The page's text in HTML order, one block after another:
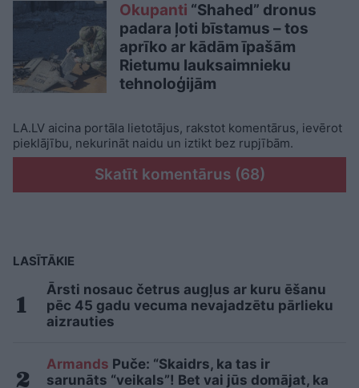
Okupanti “Shahed” dronus
padara ļoti bīstamus – tos
aprīko ar kādām īpašām
Rietumu lauksaimnieku
tehnoloģijām
LA.LV aicina portāla lietotājus, rakstot komentārus, ievērot
pieklājību, nekurināt naidu un iztikt bez rupjībām.
Skatīt komentārus (68)
LASĪTĀKIE
Ārsti nosauc četrus augļus ar kuru ēšanu
pēc 45 gadu vecuma nevajadzētu pārlieku
aizrauties
Armands Puče: “Skaidrs, ka tas ir
sarunāts “veikals”! Bet vai jūs domājat, ka